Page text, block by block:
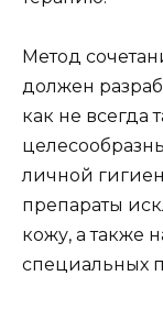
Метод
должен
как не всегда
личной
препараты
кожу, а также
специальных